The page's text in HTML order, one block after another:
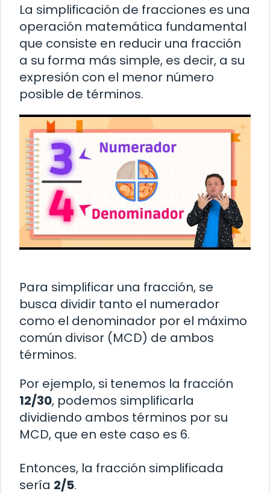
La simplificación de fracciones es una
operación matemática fundamental
que consiste en reducir una fracción
a su forma más simple, es decir, a su
expresión con el menor número
posible de términos.
Para simplificar una fracción, se
busca dividir tanto el numerador
como el denominador por el máximo
común divisor (MCD) de ambos
términos.
Por ejemplo, si tenemos la fracción
12/30, podemos simplificarla
dividiendo ambos términos por su
MCD, que en este caso es 6.
Entonces, la fracción simplificada
sería 2/5.